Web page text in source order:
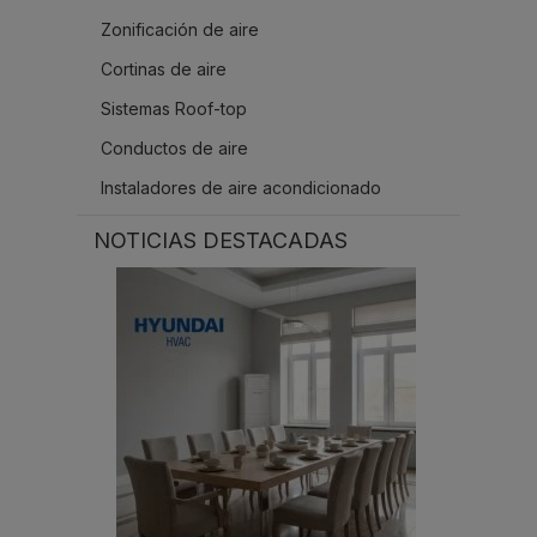
Zonificación de aire
Cortinas de aire
Sistemas Roof-top
Conductos de aire
Instaladores de aire acondicionado
NOTICIAS DESTACADAS